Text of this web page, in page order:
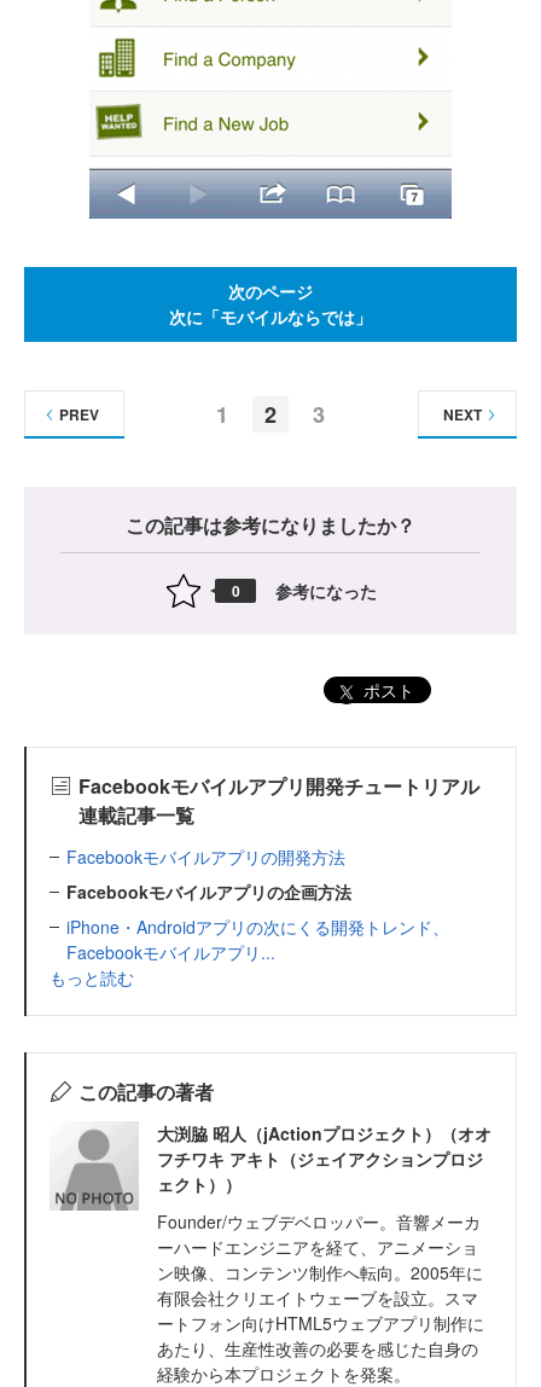
次のページ
次に「モバイルならでは」
1 2 3
PREV NEXT
この記事は参考になりましたか？
0 参考になった
ポスト
Facebookモバイルアプリ開発チュートリアル
連載記事一覧
Facebookモバイルアプリの開発方法
Facebookモバイルアプリの企画方法
iPhone・Androidアプリの次にくる開発トレンド、
Facebookモバイルアプリ...
もっと読む
この記事の著者
大渕脇 昭人（jActionプロジェクト）（オオ
フチワキ アキト（ジェイアクションプロジ
ェクト））
Founder/ウェブデベロッパー。音響メーカ
ーハードエンジニアを経て、アニメーショ
ン映像、コンテンツ制作へ転向。2005年に
有限会社クリエイトウェーブを設立。スマ
ートフォン向けHTML5ウェブアプリ制作に
あたり、生産性改善の必要を感じた自身の
経験から本プロジェクトを発案。